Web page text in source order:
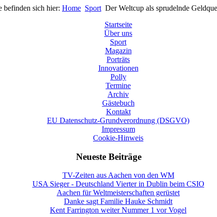
befinden sich hier: Home Sport Der Weltcup als sprudelnde
Startseite
Über uns
Sport
Magazin
Porträts
Innovationen
Polly
Termine
Archiv
Gästebuch
Kontakt
EU Datenschutz-Grundverordnung (DSGVO)
Impressum
Cookie-Hinweis
Neueste Beiträge
TV-Zeiten aus Aachen von den WM
USA Sieger - Deutschland Vierter in Dublin beim CSIO
Aachen für Weltmeisterschaften gerüstet
Danke sagt Familie Hauke Schmidt
Kent Farrington weiter Nummer 1 vor Vogel